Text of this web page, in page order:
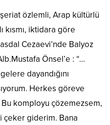
özlemli, Arap kültürlü
kısmı, iktidara göre
Cezaevi’nde Balyoz
Önsel’e : “…
dayandığını
Herkes göreve
komployu çözemezsem,
giderim. Bana